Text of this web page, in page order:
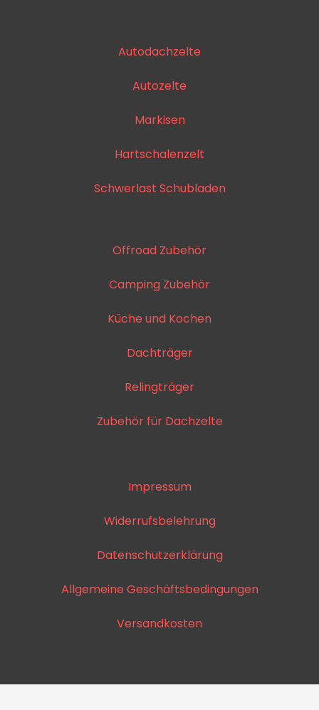
Autodachzelte
Autozelte
Markisen
Hartschalenzelt
Schwerlast Schubladen
Offroad Zubehör
Camping Zubehör
Küche und Kochen
Dachträger
Relingträger
Zubehör für Dachzelte
Impressum
Widerrufsbelehrung
Datenschutzerklärung
Allgemeine Geschäftsbedingungen
Versandkosten